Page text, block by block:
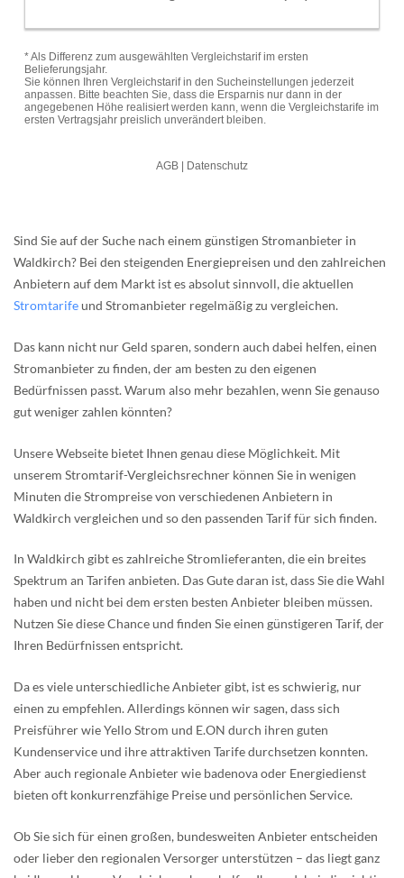
Sind Sie auf der Suche nach einem günstigen Stromanbieter in
Waldkirch? Bei den steigenden Energiepreisen und den zahlreichen
Anbietern auf dem Markt ist es absolut sinnvoll, die aktuellen
Stromtarifeund Stromanbieter regelmäßig zu vergleichen.
Das kann nicht nur Geld sparen, sondern auch dabei helfen, einen
Stromanbieter zu finden, der am besten zu den eigenen
Bedürfnissen passt. Warum also mehr bezahlen, wenn Sie genauso
gut weniger zahlen könnten?
Unsere Webseite bietet Ihnen genau diese Möglichkeit. Mit
unserem Stromtarif-Vergleichsrechner können Sie in wenigen
Minuten die Strompreise von verschiedenen Anbietern in
Waldkirch vergleichen und so den passenden Tarif für sich finden.
In Waldkirch gibt es zahlreiche Stromlieferanten, die ein breites
Spektrum an Tarifen anbieten. Das Gute daran ist, dass Sie die Wahl
haben und nicht bei dem ersten besten Anbieter bleiben müssen.
Nutzen Sie diese Chance und finden Sie einen günstigeren Tarif, der
Ihren Bedürfnissen entspricht.
Da es viele unterschiedliche Anbieter gibt, ist es schwierig, nur
einen zu empfehlen. Allerdings können wir sagen, dass sich
Preisführer wie Yello Strom und E.ON durch ihren guten
Kundenservice und ihre attraktiven Tarife durchsetzen konnten.
Aber auch regionale Anbieter wie badenova oder Energiedienst
bieten oft konkurrenzfähige Preise und persönlichen Service.
Ob Sie sich für einen großen, bundesweiten Anbieter entscheiden
oder lieber den regionalen Versorger unterstützen – das liegt ganz